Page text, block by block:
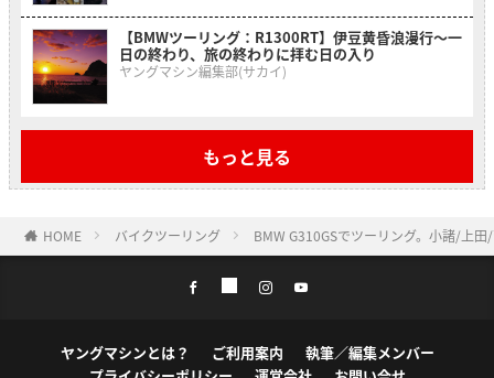
【BMWツーリング：R1300RT】伊豆黄昏浪漫行〜一
日の終わり、旅の終わりに拝む日の入り
ヤングマシン編集部(サカイ)
もっと見る
HOME バイクツーリング BMW G310GSでツーリング。小諸/上
ヤングマシンとは？ ご利用案内
執筆／編集メンバー